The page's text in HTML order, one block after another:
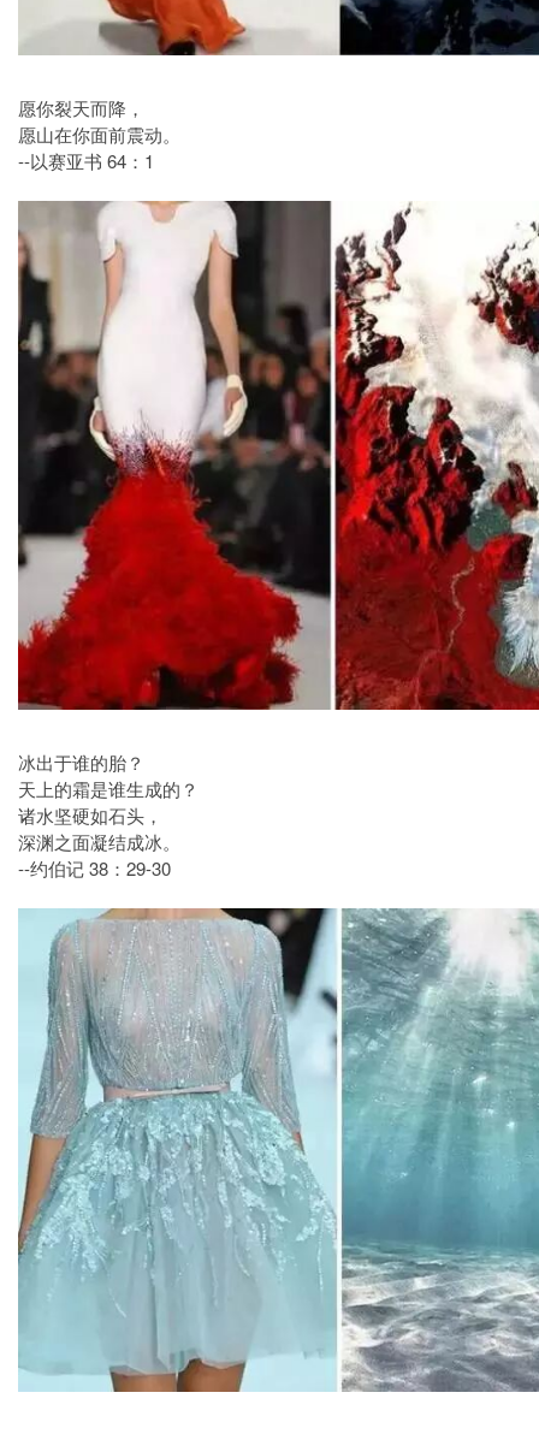
愿你裂天而降，
愿山在你面前震动。
--以赛亚书 64：1
冰出于谁的胎？
天上的霜是谁生成的？
诸水坚硬如石头，
深渊之面凝结成冰。
--约伯记 38：29-30